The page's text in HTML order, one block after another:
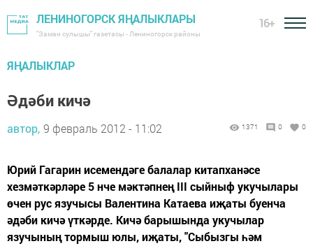
ЛЕНИНОГОРСК ЯҢАЛЫКЛАРЫ
"Заман сулышы" газетасы - Лениногорск районы
16+
ЯҢАЛЫКЛАР
Әдәби кичә
автор, 9 февраль 2012 - 11:02 1371 0 0
Юрий Гагарин исемендәге балалар китапханәсе
хезмәткәрләре 5 нче мәктәпнең III сыйныф укучылары
өчен рус язучысы Валентина Катаева иҗаты буенча
әдәби кичә үткәрде. Кичә барышында укучылар
язучының тормыш юлы, иҗаты, "Сыбызгы һәм